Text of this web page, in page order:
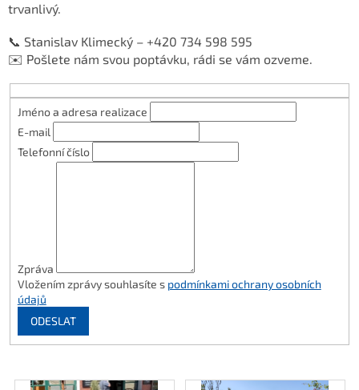
trvanlivý.
📞 Stanislav Klimecký – +420 734 598 595
✉️ Pošlete nám svou poptávku, rádi se vám ozveme.
Jméno a adresa realizace
E-mail
Telefonní číslo
Zpráva
Vložením zprávy souhlasíte s podmínkami ochrany osobních
údajů